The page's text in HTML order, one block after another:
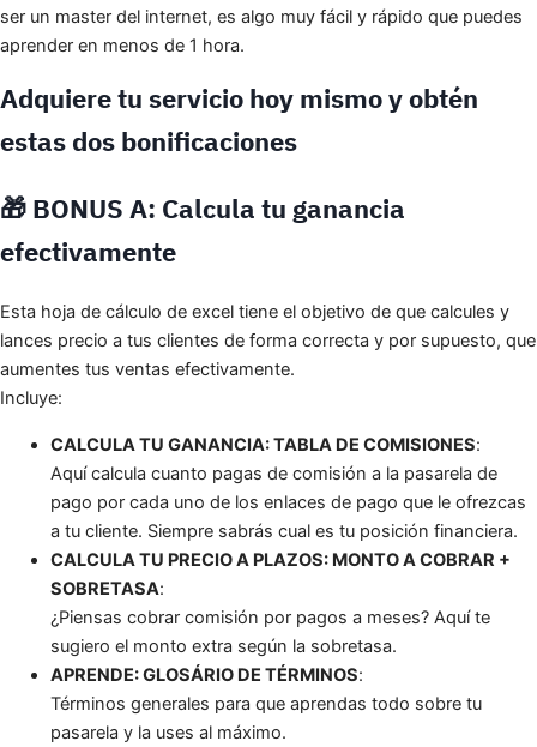
ser un master del internet, es algo muy fácil y rápido que puedes
aprender en menos de 1 hora.
Adquiere tu servicio hoy mismo y obtén
estas dos bonificaciones
🎁 BONUS A: Calcula tu ganancia
efectivamente
Esta hoja de cálculo de excel tiene el objetivo de que calcules y
lances precio a tus clientes de forma correcta y por supuesto, que
aumentes tus ventas efectivamente.
Incluye:
CALCULA TU GANANCIA: TABLA DE COMISIONES:
Aquí calcula cuanto pagas de comisión a la pasarela de
pago por cada uno de los enlaces de pago que le ofrezcas
a tu cliente. Siempre sabrás cual es tu posición financiera.
CALCULA TU PRECIO A PLAZOS: MONTO A COBRAR +
SOBRETASA:
¿Piensas cobrar comisión por pagos a meses? Aquí te
sugiero el monto extra según la sobretasa.
APRENDE: GLOSÁRIO DE TÉRMINOS:
Términos generales para que aprendas todo sobre tu
pasarela y la uses al máximo.